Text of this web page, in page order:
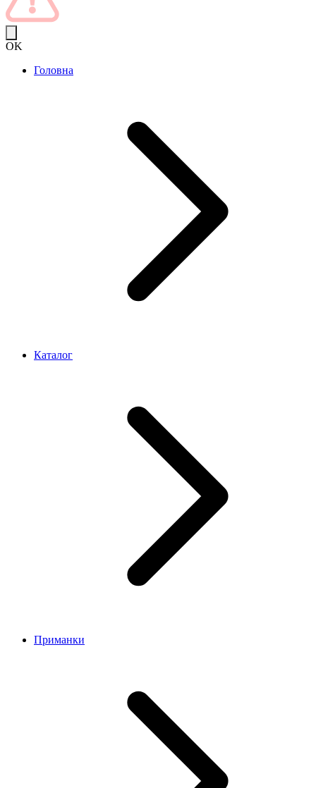
OK
Головна
Каталог
Приманки